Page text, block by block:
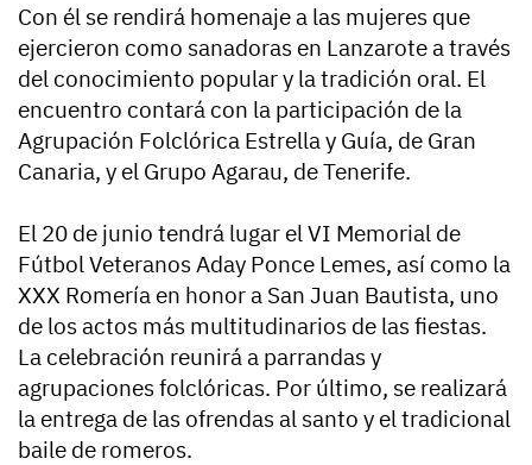
Con él se rendirá homenaje a las mujeres que
ejercieron como sanadoras en Lanzarote a través
del conocimiento popular y la tradición oral. El
encuentro contará con la participación de la
Agrupación Folclórica Estrella y Guía, de Gran
Canaria, y el Grupo Agarau, de Tenerife.
El 20 de junio tendrá lugar el VI Memorial de
Fútbol Veteranos Aday Ponce Lemes, así como la
XXX Romería en honor a San Juan Bautista, uno
de los actos más multitudinarios de las fiestas.
La celebración reunirá a parrandas y
agrupaciones folclóricas. Por último, se realizará
la entrega de las ofrendas al santo y el tradicional
baile de romeros.